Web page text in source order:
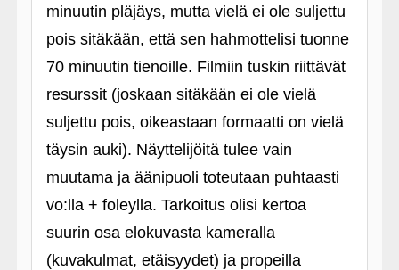
minuutin pläjäys, mutta vielä ei ole suljettu
pois sitäkään, että sen hahmottelisi tuonne
70 minuutin tienoille. Filmiin tuskin riittävät
resurssit (joskaan sitäkään ei ole vielä
suljettu pois, oikeastaan formaatti on vielä
täysin auki). Näyttelijöitä tulee vain
muutama ja äänipuoli toteutaan puhtaasti
vo:lla + foleylla. Tarkoitus olisi kertoa
suurin osa elokuvasta kameralla
(kuvakulmat, etäisyydet) ja propeilla